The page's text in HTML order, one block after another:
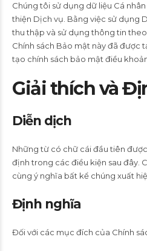
Chúng tôi sử dụng dữ liệu Cá
thiện Dịch vụ. Bằng việc sử dụng
thu thập và sử dụng thông tin
Chính sách Bảo mật này đã được
tạo chính sách bảo mật điều
Giải thích và
Diễn dịch
Những từ có chữ cái đầu tiên
định trong các điều kiện sau đây.
cùng ý nghĩa bất kể chúng xuất
Định nghĩa
Đối với các mục đích của Chính